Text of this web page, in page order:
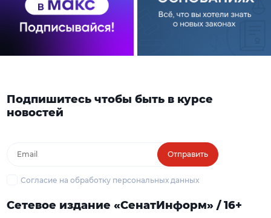
Подпишитесь чтобы быть в курсе
новостей
Отправить
Согласие на обработку персональных данных
Сетевое издание «СенатИнформ» / 16+